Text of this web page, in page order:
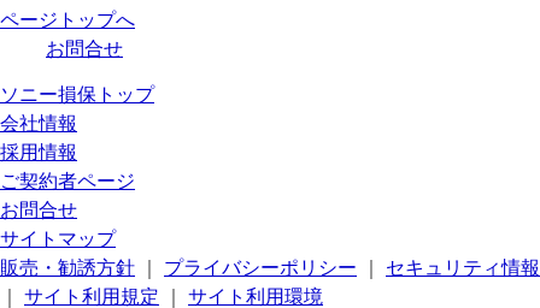
ページトップへ
お問合せ
ソニー損保トップ
会社情報
採用情報
ご契約者ページ
お問合せ
サイトマップ
販売・勧誘方針
プライバシーポリシー
セキュリティ情報
サイト利用規定 サイト利用環境